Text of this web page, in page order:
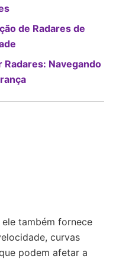
de Radares de
Navegando
também fornece
curvas
podem afetar a